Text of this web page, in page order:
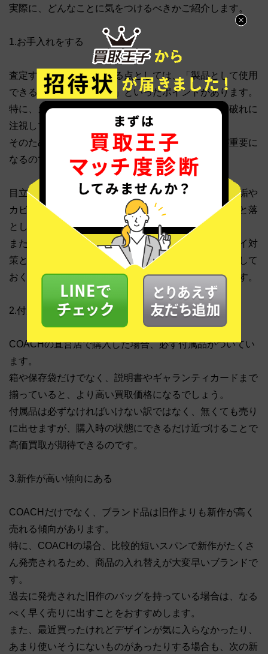
実際に、どんなことに気をつけるべきかご紹介します。
1.お手入れをする
査定する際に査定士が見る点としては、「製品として使用
できるのか」や「綺麗さ」といったポイントがあります。
特に、カビ・シミや手垢、型崩れ、日焼け、擦れ、破れに
注視している場合が多いです。
そのため、少しでも綺麗な状態で査定に出すことが重要に
なるのです。
目立つ汚れはブラシやフロスを使って落としたり、手垢や
カビについては専用のクリーナーを駆使してしっかりと落
としたりするようにしましょう。
また、隅に溜まった埃は掃除機で吸い、定期的にニオイ対
策として風通しの良い日の当たらない場所で陰干しをして
おくとさらなる査定額アップに繋がる可能性があります。
2.付属品をつける
COACHの直営店で購入した場合、必ず付属品がついてい
ます。
箱や保存袋だけでなく、説明書やギャランティカードまで
揃っていると、より高い買取価格になるでしょう。
付属品は必ずなければいけない訳ではなく、無くても売り
に出せますが、購入時の状態にできるだけ近づけることで
高価買取が期待できるのです。
3.新作が高い傾向にある
COACHだけでなく、ブランド品は旧作よりも新作が高く
売れる傾向があります。
特に、COACHの場合、比較的短いスパンで新作がたくさ
ん発売されるため、商品の入れ替えが大変早いブランドで
す。
過去に発売された旧作のバッグを持っている場合は、なる
べく早く売りに出すことをおすすめします。
また、最近買ったけれどデザインが気に入らなかったり、
あまり使いそうにないものがあったりする場合も、次の新